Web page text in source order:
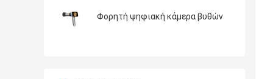
Φορητή ψηφιακή κάμερα βυθών